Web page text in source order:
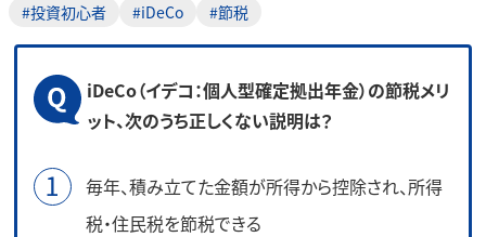
#投資初心者 #iDeCo #節税
iDeCo（イデコ：個人型確定拠出年金）の節税メリ
ット、次のうち正しくない説明は？
毎年、積み立てた金額が所得から控除され、所得
税・住民税を節税できる